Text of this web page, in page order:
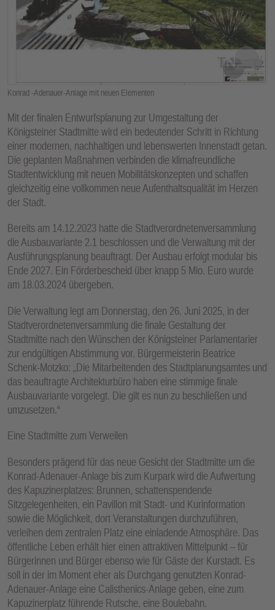
Konrad -Adenauer-Anlage mit neuen Elementen
Mit der finalen Entwurfsplanung zur Umgestaltung der
Königsteiner Stadtmitte wird ein bedeutender Schritt in Richtung
einer modernen, nachhaltigen und lebenswerten Innenstadt getan.
Die geplanten Maßnahmen verbinden die klimafreundliche
Stadtentwicklung mit neuen Mobilitätskonzepten und schaffen
gleichzeitig eine vollkommen neue Aufenthaltsqualität im Herzen
der Stadt.
Bereits am 14.12.2023 hatte die Stadtverordnetenversammlung
die Ausbauvariante 2.1 beschlossen und die Verwaltung mit der
Ausführungsplanung beauftragt. Der Ausbau erfolgt modular bis
Ende 2027. Ein Förderbescheid über knapp 5 Mio. Euro wurde
am 18.03.2024 übergeben.
Die Verwaltung legt am Donnerstag, den 26. Juni 2025, in der
Stadtverordnetenversammlung die finale Gestaltung der
Stadtmitte nach den Wünschen der Königsteiner Parlamentarier
zur endgültigen Abstimmung vor. Bürgermeisterin Beatrice
Schenk-Motzko: „Die Mitarbeitenden des Stadtplanungsamtes und
das beauftragte Architekturbüro haben eine stimmige finale
Ausbauvariante vorgelegt. Die gilt es nun zu beschließen und
umzusetzen.“
Eine Stadtmitte zum Verweilen
Besonders prägend für das neue Gesicht der Stadtmitte um die
Konrad-Adenauer-Anlage bis zum Kurpark wird die Aufwertung
des Kapuzinerplatzes: Brunnen, schattenspendende
Sitzgelegenheiten, ein Pavillon mit Stadt- und Kurinformation
sowie die Möglichkeit, dort Veranstaltungen durchzuführen,
verleihen dem zentralen Platz eine einladende Atmosphäre. Das
öffentliche Leben erhält hier einen attraktiven Mittelpunkt – für
Bürgerinnen und Bürger ebenso wie für Gäste der Kurstadt. Es
soll in der im Moment eher als Durchgang genutzten Konrad-
Adenauer-Anlage eine Calisthenics-Anlage geben, eine zum
Kapuzinerplatz führende Rutsche, eine Boulebahn.
E